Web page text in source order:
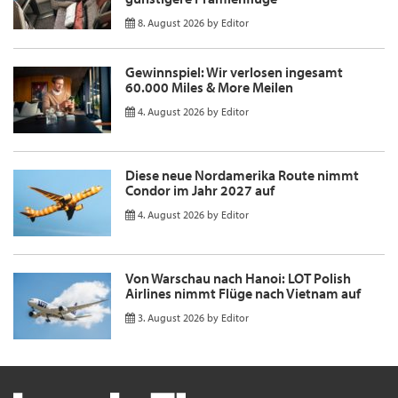
8. August 2026 by Editor
Gewinnspiel: Wir verlosen ingesamt
60.000 Miles & More Meilen
4. August 2026 by Editor
Diese neue Nordamerika Route nimmt
Condor im Jahr 2027 auf
4. August 2026 by Editor
Von Warschau nach Hanoi: LOT Polish
Airlines nimmt Flüge nach Vietnam auf
3. August 2026 by Editor